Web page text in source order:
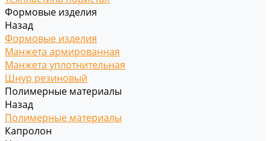
Формовые изделия
Назад
Формовые изделия
Манжета армированная
Манжета уплотнительная
Шнур резиновый
Полимерные материалы
Назад
Полимерные материалы
Капролон